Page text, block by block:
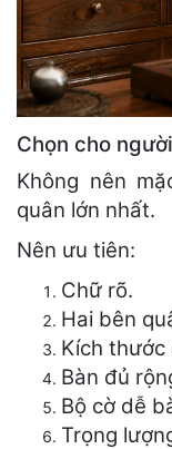
Chọn cho
Không nên
quân lớn nhất.
Nên ưu tiên:
Chữ rõ.
Hai bên
Kích thước
Bàn đủ
Bộ cờ dễ
Trọng